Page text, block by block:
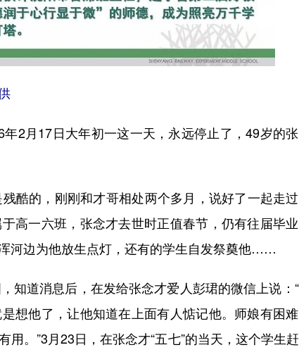
月17日大年初一这一天，永远停止了，49岁的
的，刚刚和才哥相处两个多月，说好了一起走过
高一六班，张念才去世时正值春节，仍有往届毕
河边为他放生点灯，还有的学生自发祭奠他……
道消息后，在发给张念才爱人彭珺的微信上说：
想他了，让他知道在上面有人惦记他。师娘有困
。”3月23日，在张念才“五七”的当天，这个学生